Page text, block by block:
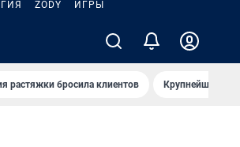
ZODY ИГРЫ
растяжки бросила клиентов Крупнейшие